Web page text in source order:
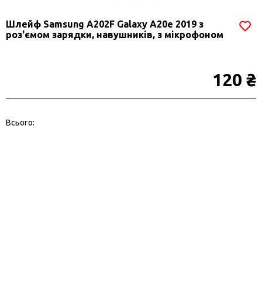
Шлейф Samsung A202F Galaxy A20e 2019 з
роз'ємом зарядки, навушників, з мікрофоном
120 ₴
Всього: